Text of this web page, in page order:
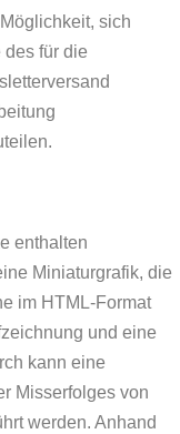
sich
des für die
enthalten
Miniaturgrafik, die
im HTML-Format
und eine
kann eine
Misserfolges von
werden. Anhand